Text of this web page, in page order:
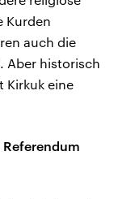
Kurden
auch die
Aber historisch
Kirkuk eine